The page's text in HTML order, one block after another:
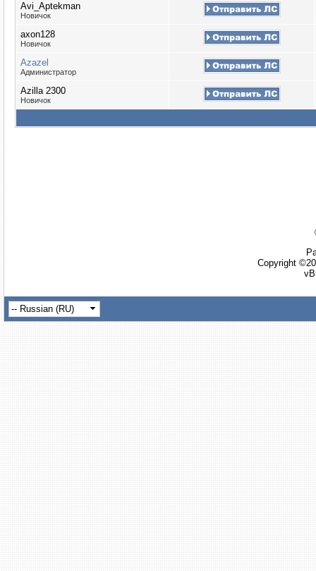
Avi_Aptekman
Новичок
axon128
Новичок
Azazel
Администратор
Azilla 2300
Новичок
Copyright